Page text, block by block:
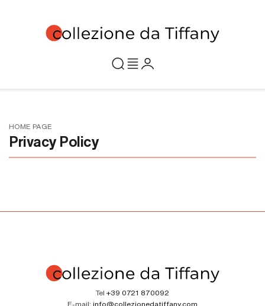
HOME PAGE
Privacy Policy
Tel +39 0721 870092
E-mail: info@collezionedatiffany.com